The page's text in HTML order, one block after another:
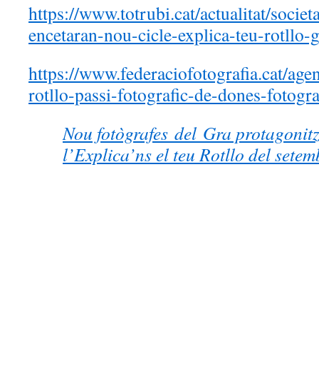
https://www.totrubi.cat/actualitat/
encetaran-nou-cicle-explica-teu-rotllo-
https://www.federaciofotografia.cat/
rotllo-passi-fotografic-de-dones-
Nou fotògrafes del Gra
l’Explica’ns el teu Rotllo del